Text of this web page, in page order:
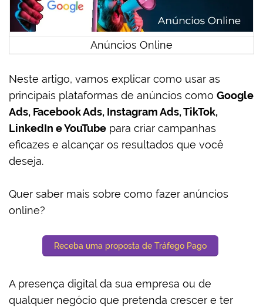
Anúncios Online
Neste artigo, vamos explicar como usar as
principais plataformas de anúncios como Google
Ads, Facebook Ads, Instagram Ads, TikTok,
LinkedIn e YouTube para criar campanhas
eficazes e alcançar os resultados que você
deseja.
Quer saber mais sobre como fazer anúncios
online?
Receba uma proposta de Tráfego Pago
A presença digital da sua empresa ou de
qualquer negócio que pretenda crescer e ter